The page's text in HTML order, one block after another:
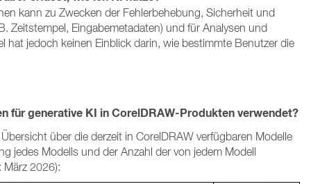
kann zu Zwecken der Fehlerbehebung, Sicherheit und
Zeitstempel, Eingabemetadaten) und für Analysen und
hat jedoch keinen Einblick darin, wie bestimmte Benutzer die
für generative KI in CorelDRAW-Produkten verwendet?
über die derzeit in CorelDRAW verfügbaren Modelle
jedes Modells und der Anzahl der von jedem Modell
März 2026):